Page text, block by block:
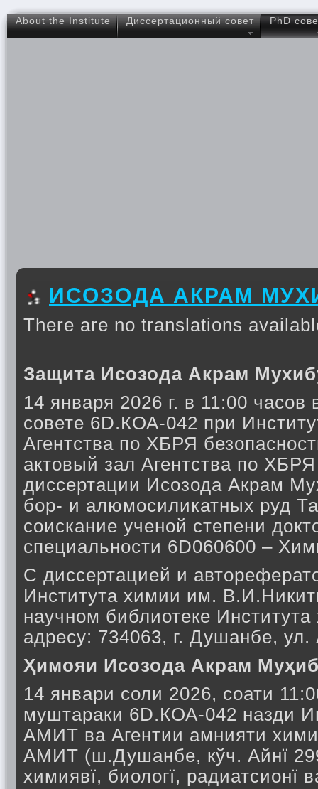
About the Institute Диссертационный совет PhD
ИСОЗОДА АКРАМ
There are no translations
Защита Исозода Акрам
14 января 2026 г. в 11:00
совете 6D.КОА-042 при
Агентства по ХБРЯ
актовый зал Агентства по
диссертации Исозода Акрам
бор- и алюмосиликатных руд
соискание ученой степени
специальности 6D060600 –
С диссертацией и
Института химии им.
научном библиотеке
адресу: 734063, г. Душанбе,
Ҳимояи Исозода Акрам
14 январи соли 2026, соати
муштараки 6D.КОА-042 назди
АМИТ ва Агентии амнияти
АМИТ (ш.Душанбе, кўч. Айнї
химиявї, биологї,